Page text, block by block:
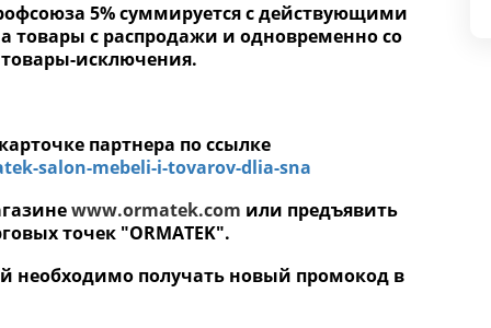
5% суммируется с действующими
товары с распродажи и одновременно со
исключения.
партнера по ссылке
salon-mebeli-i-tovarov-dlia-sna
www.ormatek.com или предъявить
точек "ORMATEK".
необходимо получать новый промокод в